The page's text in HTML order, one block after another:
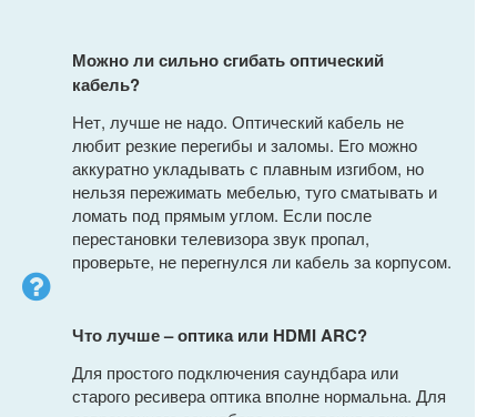
Можно ли сильно сгибать оптический
кабель?
Нет, лучше не надо. Оптический кабель не
любит резкие перегибы и заломы. Его можно
аккуратно укладывать с плавным изгибом, но
нельзя пережимать мебелью, туго сматывать и
ломать под прямым углом. Если после
перестановки телевизора звук пропал,
проверьте, не перегнулся ли кабель за корпусом.
Что лучше – оптика или HDMI ARC?
Для простого подключения саундбара или
старого ресивера оптика вполне нормальна. Для